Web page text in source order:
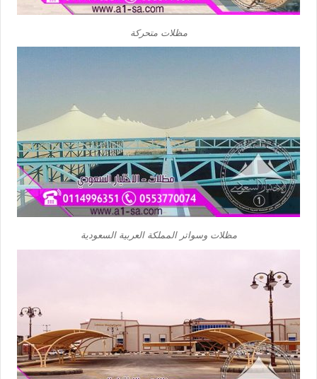
مظلات متحركة
مظلات وسواتر المملكة العربية السعودية